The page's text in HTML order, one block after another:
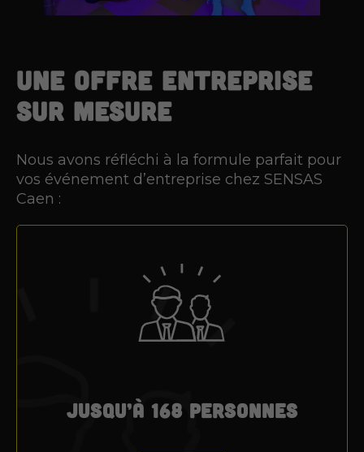
Une offre entreprise
sur mesure
Nous avons réfléchi à la formule parfait pour
vos événement d’entreprise chez SENSAS
Caen :
Jusqu’à 168 personnes